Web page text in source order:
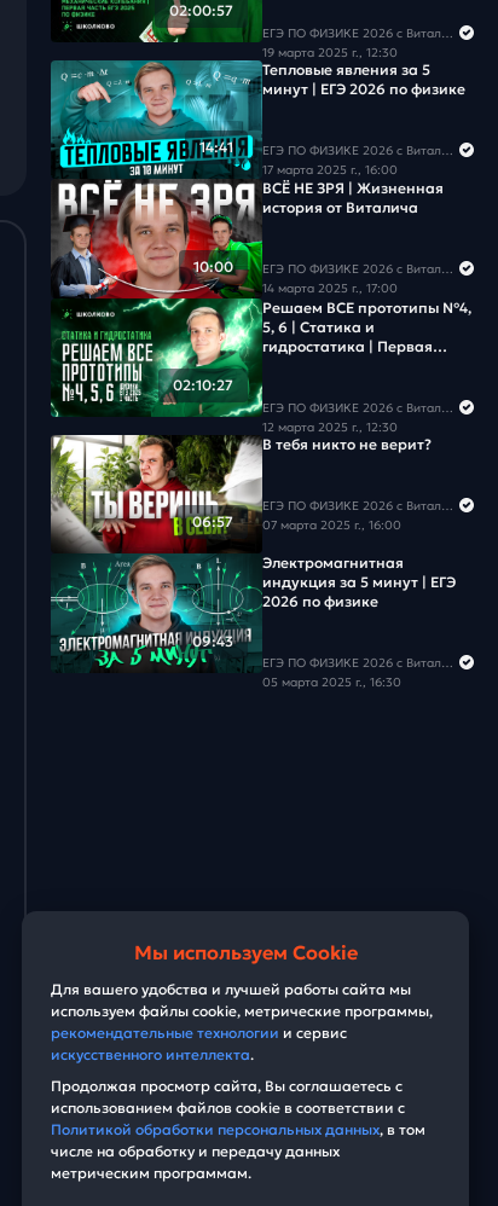
Задача #16
Задача #17
Задача #18
Задача #19
Задача #20
Задача #21
Задача #22
Задача #23
Задача #24
Задача #25
Задача #26
Задача #27
Задача #28
02:00:57
ЕГЭ ПО ФИЗИКЕ 2026 с Виталичем
19 марта 2025 г., 12:30
14:41
Тепловые явления за 5
минут | ЕГЭ 2026 по физике
ЕГЭ ПО ФИЗИКЕ 2026 с Виталичем
17 марта 2025 г., 16:00
10:00
ВСЁ НЕ ЗРЯ | Жизненная
история от Виталича
ЕГЭ ПО ФИЗИКЕ 2026 с Виталичем
14 марта 2025 г., 17:00
02:10:27
Решаем ВСЕ прототипы №4,
5, 6 | Статика и
гидростатика | Первая
ЕГЭ ПО ФИЗИКЕ 2026 с Виталичем
12 марта 2025 г., 12:30
06:57
В тебя никто не верит?
ЕГЭ ПО ФИЗИКЕ 2026 с Виталичем
07 марта 2025 г., 16:00
09:43
Электромагнитная
индукция за 5 минут | ЕГЭ
2026 по физике
ЕГЭ ПО ФИЗИКЕ 2026 с Виталичем
05 марта 2025 г., 16:30
Мы используем Cookie
Для вашего удобства и лучшей работы сайта мы
используем файлы cookie, метрические программы,
рекомендательные технологии и сервис
искусственного интеллекта.
Продолжая просмотр сайта, Вы соглашаетесь с
использованием файлов cookie в соответствии с
Политикой обработки персональных данных, в том
числе на обработку и передачу данных
метрическим программам.